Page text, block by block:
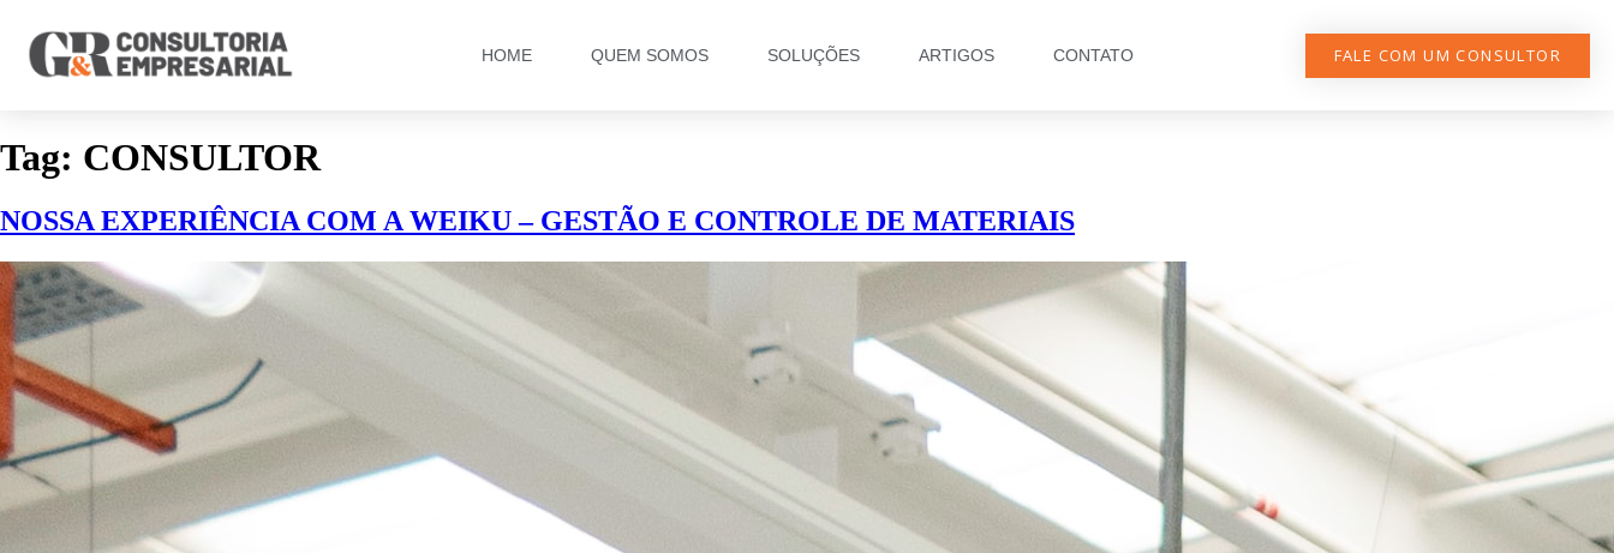
HOME QUEM SOMOS SOLUÇÕES ARTIGOS CONTATO FALE COM UM CONSULTOR
Tag: CONSULTOR
NOSSA EXPERIÊNCIA COM A WEIKU – GESTÃO E CONTROLE DE MATERIAIS